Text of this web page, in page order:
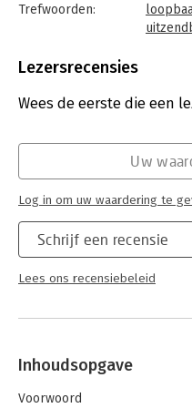
moeten werken. Aan de hand
en interessante weetjes
vaak een opstap betekent
Trefwoorden:
Bindwijze:
Bestandsformaat:
epub
1
Verschijningsdatum:
Hoofdrubriek: Werk
Lezersrecensies
Wees de eerste die een
Schrijf een recensie
Lees ons recensiebeleid
Uw
Log in om uw waardering te
Inhoudsopgave
Voorwoord